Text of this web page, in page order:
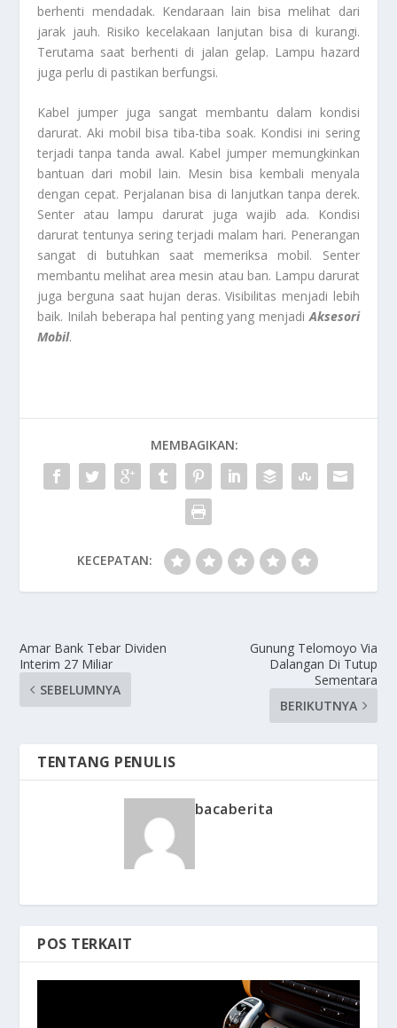
berhenti mendadak. Kendaraan lain bisa melihat dari
jarak jauh. Risiko kecelakaan lanjutan bisa di kurangi.
Terutama saat berhenti di jalan gelap. Lampu hazard
juga perlu di pastikan berfungsi.
Kabel jumper juga sangat membantu dalam kondisi
darurat. Aki mobil bisa tiba-tiba soak. Kondisi ini sering
terjadi tanpa tanda awal. Kabel jumper memungkinkan
bantuan dari mobil lain. Mesin bisa kembali menyala
dengan cepat. Perjalanan bisa di lanjutkan tanpa derek.
Senter atau lampu darurat juga wajib ada. Kondisi
darurat tentunya sering terjadi malam hari. Penerangan
sangat di butuhkan saat memeriksa mobil. Senter
membantu melihat area mesin atau ban. Lampu darurat
juga berguna saat hujan deras. Visibilitas menjadi lebih
baik. Inilah beberapa hal penting yang menjadiAksesori
Mobil.
MEMBAGIKAN:
KECEPATAN:
Amar Bank Tebar Dividen
Interim 27 Miliar
SEBELUMNYA
Gunung Telomoyo Via
Dalangan Di Tutup
Sementara
BERIKUTNYA
TENTANG PENULIS
bacaberita
POS TERKAIT